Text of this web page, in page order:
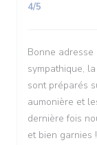
4/5
Bonne adresse
sympathique,
sont préparés
aumonière et
dernière fois
et bien garnies